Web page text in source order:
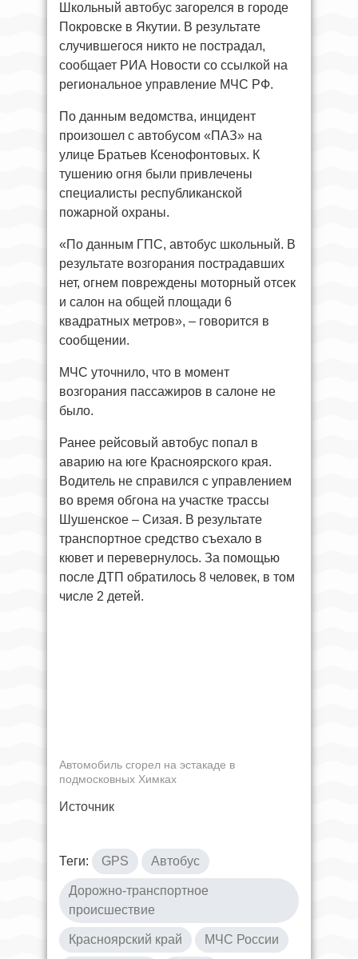
Школьный автобус загорелся в городе
Покровске в Якутии. В результате
случившегося никто не пострадал,
сообщает РИА Новости со ссылкой на
региональное управление МЧС РФ.
По данным ведомства, инцидент
произошел с автобусом «ПАЗ» на
улице Братьев Ксенофонтовых. К
тушению огня были привлечены
специалисты республиканской
пожарной охраны.
«По данным ГПС, автобус школьный. В
результате возгорания пострадавших
нет, огнем повреждены моторный отсек
и салон на общей площади 6
квадратных метров», – говорится в
сообщении.
МЧС уточнило, что в момент
возгорания пассажиров в салоне не
было.
Ранее рейсовый автобус попал в
аварию на юге Красноярского края.
Водитель не справился с управлением
во время обгона на участке трассы
Шушенское – Сизая. В результате
транспортное средство съехало в
кювет и перевернулось. За помощью
после ДТП обратилось 8 человек, в том
числе 2 детей.
Автомобиль сгорел на эстакаде в
подмосковных Химках
Источник
Теги: GPS Автобус
Дорожно-транспортное
происшествие
Красноярский край МЧС России